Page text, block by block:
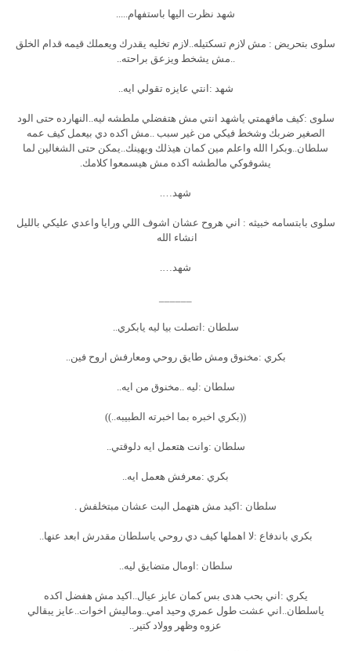
شهد نظرت اليها باستفهام.....
سلوى بتحريض : مش لازم تسكتيله..لازم تخليه يقدرك ويعملك قيمه قدام الخلق
..مش يشخط ويزعق براحته..
شهد :انتي عايزه تقولي ايه..
سلوى :كيف مافهمتي ياشهد انتي مش هتفضلي ملطشه ليه..النهارده حتى الود
الصغير ضربك وشخط فيكي من غير سبب ..مش اكده دي بيعمل كيف عمه
سلطان..وبكرا الله واعلم مين كمان هيذلك ويهينك..يمكن حتى الشغالين لما
يشوفوكي مالطشه اكده مش هيسمعوا كلامك.
شهد….
سلوى بابتسامه خبيثه : اني هروح عشان اشوف اللي ورايا واعدي عليكي بالليل
انشاء الله
شهد….
سلطان :اتصلت بيا ليه يابكري..
بكري :مخنوق ومش طايق روحي ومعارفش اروح فين..
سلطان :ليه ..مخنوق من ايه..
((بكري اخبره بما اخبرته الطبيبه..))
سلطان :وانت هتعمل ايه دلوقتي..
بكري :معرفش هعمل ايه..
سلطان :اكيد مش هتهمل البت عشان مبتخلفش .
بكري باندفاع :لا اهملها كيف دي روحي ياسلطان مقدرش ابعد عنها..
سلطان :اومال متضايق ليه..
يكري :اني بحب هدى بس كمان عايز عيال..اكيد مش هفضل اكده
ياسلطان..اني عشت طول عمري وحيد امي..وماليش اخوات..عايز يبقالي
عزوه وظهر وولاد كتير..